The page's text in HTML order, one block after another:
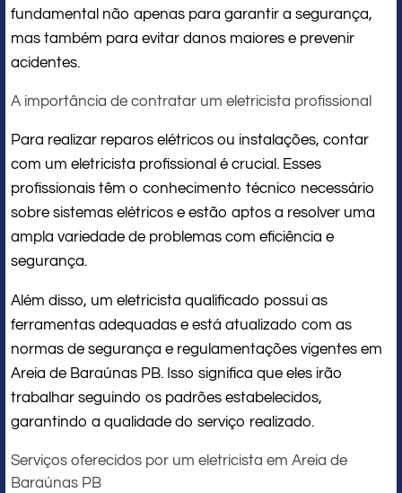
fundamental não apenas para garantir a segurança,
mas também para evitar danos maiores e prevenir
acidentes.
A importância de contratar um eletricista profissional
Para realizar reparos elétricos ou instalações, contar
com um eletricista profissional é crucial. Esses
profissionais têm o conhecimento técnico necessário
sobre sistemas elétricos e estão aptos a resolver uma
ampla variedade de problemas com eficiência e
segurança.
Além disso, um eletricista qualificado possui as
ferramentas adequadas e está atualizado com as
normas de segurança e regulamentações vigentes em
Areia de Baraúnas PB. Isso significa que eles irão
trabalhar seguindo os padrões estabelecidos,
garantindo a qualidade do serviço realizado.
Serviços oferecidos por um eletricista em Areia de
Baraúnas PB